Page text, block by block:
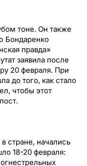
тоне. Он также
Бондаренко
правда»
заявила после
20 февраля. При
до того, как стало
чтобы этот
стране, начались
18-20 февраля: